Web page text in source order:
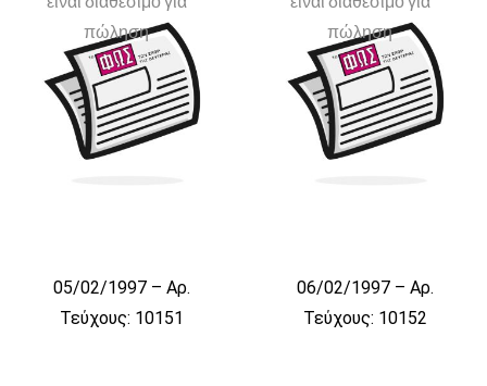
πώληση
05/02/1997 – Αρ.
Τεύχους: 10151
πώληση
06/02/1997 – Αρ.
Τεύχους: 10152